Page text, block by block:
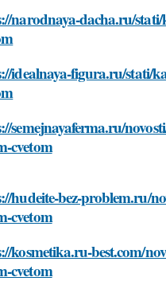
narodnaya-dacha.ru/
idealnaya-figura.ru/stati/
semejnayaferma.ru/
cvetom
hudeite-bez-problem.ru/
cvetom
kosmetika.ru-best.com/
cvetom